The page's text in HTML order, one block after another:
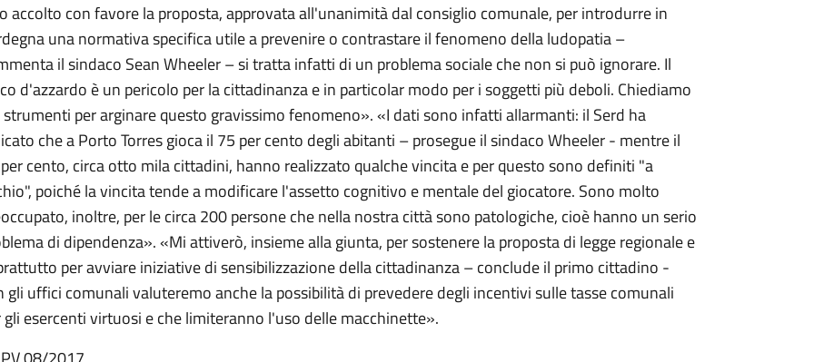
accolto con favore la proposta, approvata all'unanimità dal consiglio comunale, per introdurre in
una normativa specifica utile a prevenire o contrastare il fenomeno della ludopatia –
il sindaco Sean Wheeler – si tratta infatti di un problema sociale che non si può ignorare. Il
d'azzardo è un pericolo per la cittadinanza e in particolar modo per i soggetti più deboli. Chiediamo
per arginare questo gravissimo fenomeno». «I dati sono infatti allarmanti: il Serd ha
che a Porto Torres gioca il 75 per cento degli abitanti – prosegue il sindaco Wheeler - mentre il
cento, circa otto mila cittadini, hanno realizzato qualche vincita e per questo sono definiti "a
poiché la vincita tende a modificare l'assetto cognitivo e mentale del giocatore. Sono molto
inoltre, per le circa 200 persone che nella nostra città sono patologiche, cioè hanno un serio
di dipendenza». «Mi attiverò, insieme alla giunta, per sostenere la proposta di legge regionale e
per avviare iniziative di sensibilizzazione della cittadinanza – conclude il primo cittadino -
gli uffici comunali valuteremo anche la possibilità di prevedere degli incentivi sulle tasse comunali
gli esercenti virtuosi e che limiteranno l'uso delle macchinette».